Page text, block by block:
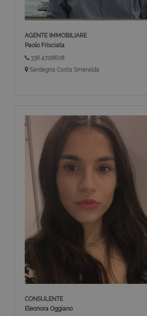
AGENTE IMMOBILIARE
Paolo Frisciata
338 4708608
Sardegna Costa Smeralda
CONSULENTE
Eleonora Oggiano